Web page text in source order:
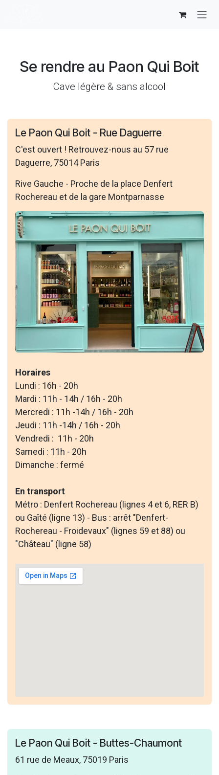
Se rendre au Paon Qui Boit
Cave légère & sans alcool
Le Paon Qui Boit - Rue Daguerre
C'est ouvert ! Retrouvez-nous au 57 rue
Daguerre, 75014 Paris
Rive Gauche - Proche de la place Denfert
Rochereau et de la gare Montparnasse
Horaires
Lundi : 16h - 20h
Mardi : 11h - 14h / 16h - 20h
Mercredi : 11h -14h / 16h - 20h
Jeudi : 11h -14h / 16h - 20h
Vendredi : 11h - 20h
Samedi : 11h - 20h
Dimanche : fermé
En transport
Métro : Denfert Rochereau (lignes 4 et 6, RER B)
ou Gaîté (ligne 13) - Bus : arrêt "Denfert-
Rochereau - Froidevaux" (lignes 59 et 88) ou
"Château" (ligne 58)
Le Paon Qui Boit - Buttes-Chaumont
61 rue de Meaux, 75019 Paris